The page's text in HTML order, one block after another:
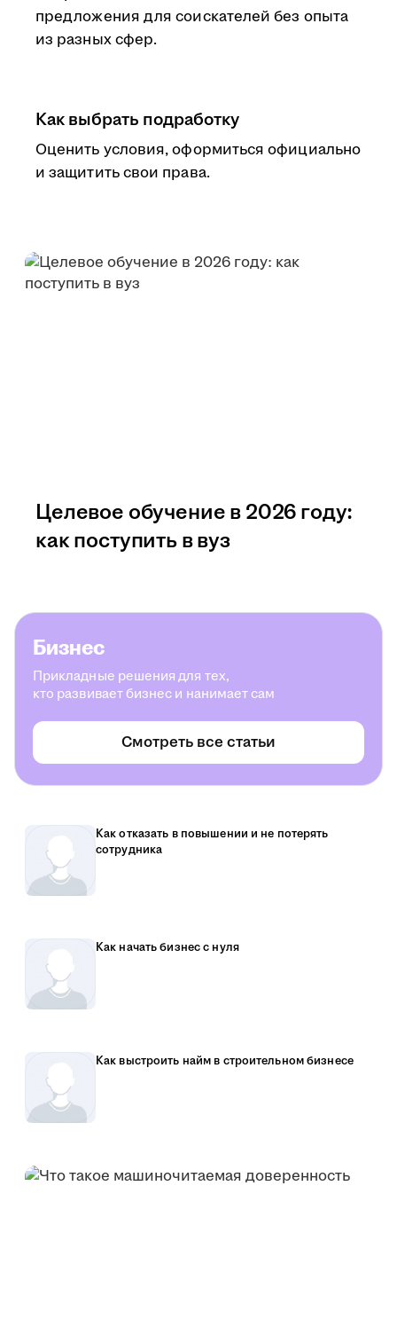
предложения для соискателей без опыта
из разных сфер.
Как выбрать подработку
Оценить условия, оформиться официально
и защитить свои права.
Целевое обучение в 2026 году:
как поступить в вуз
Бизнес
Прикладные решения для тех,
кто развивает бизнес и нанимает сам
Смотреть все статьи
Как отказать в повышении и не потерять
сотрудника
Как начать бизнес с нуля
Как выстроить найм в строительном бизнесе